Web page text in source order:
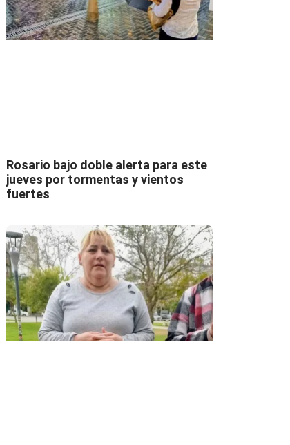
Rosario bajo doble alerta para este
jueves por tormentas y vientos
fuertes